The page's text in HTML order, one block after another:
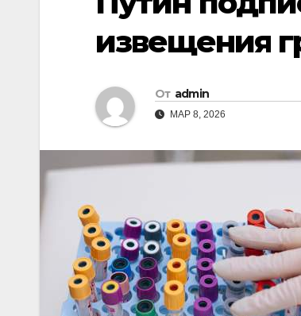
извещения
От admin
МАР 8, 2026